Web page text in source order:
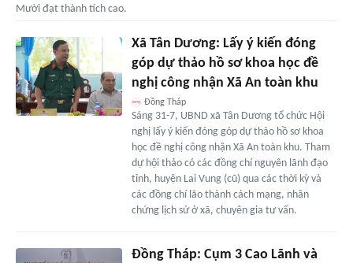
Mười đạt thành tích cao.
Xã Tân Dương: Lấy ý kiến đóng
góp dự thảo hồ sơ khoa học đề
nghị công nhận Xã An toàn khu
Đồng Tháp
Sáng 31-7, UBND xã Tân Dương tổ chức Hội
nghị lấy ý kiến đóng góp dự thảo hồ sơ khoa
học đề nghị công nhận Xã An toàn khu. Tham
dự hội thảo có các đồng chí nguyên lãnh đạo
tỉnh, huyện Lai Vung (cũ) qua các thời kỳ và
các đồng chí lão thành cách mạng, nhân
chứng lịch sử ở xã, chuyên gia tư vấn.
Đồng Tháp: Cụm 3 Cao Lãnh và